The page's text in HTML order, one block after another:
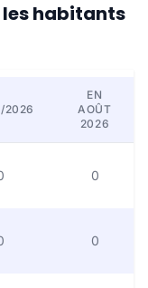
les habitants
2026
EN
AOÛT
2026
0
0